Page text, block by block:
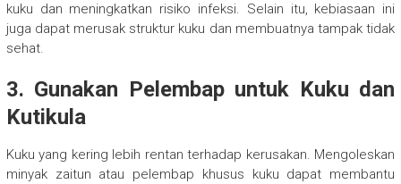
kuku dan meningkatkan risiko infeksi. Selain itu, kebiasaan ini
juga dapat merusak struktur kuku dan membuatnya tampak tidak
sehat.
3. Gunakan Pelembap untuk Kuku dan
Kutikula
Kuku yang kering lebih rentan terhadap kerusakan. Mengoleskan
minyak zaitun atau pelembap khusus kuku dapat membantu